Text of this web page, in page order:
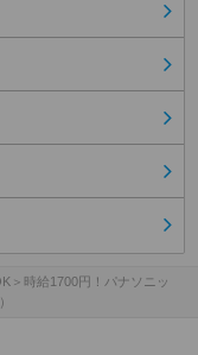
＞時給1700円！パナソニッ